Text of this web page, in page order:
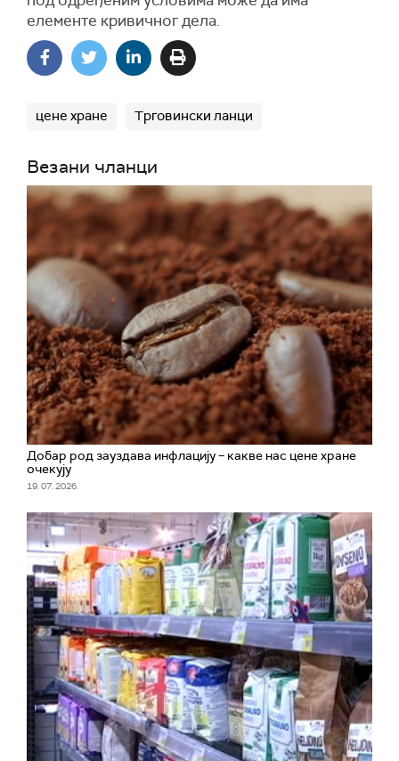
елементе кривичног дела.
цене хране Трговински ланци
Везани чланци
Добар род зауздава инфлацију – какве нас цене хране
очекују
19. 07. 2026.